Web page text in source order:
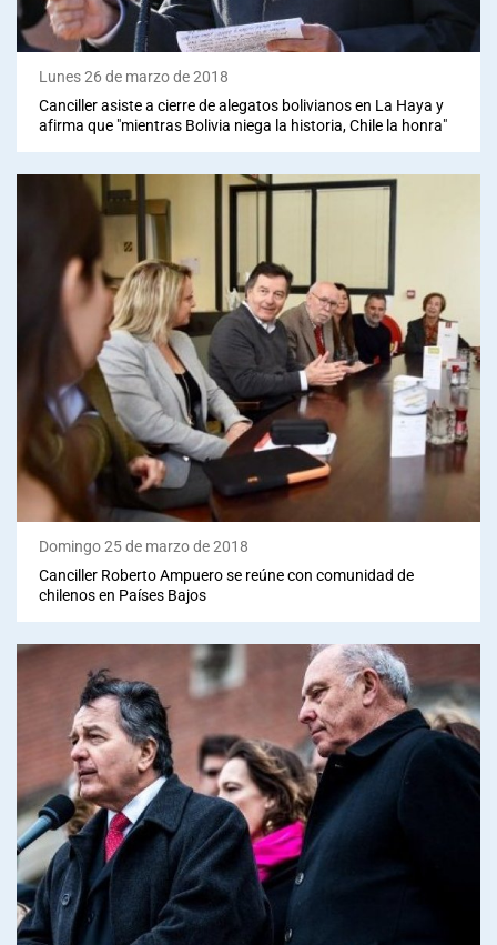
Lunes 26 de marzo de 2018
Canciller asiste a cierre de alegatos bolivianos en La Haya y
afirma que "mientras Bolivia niega la historia, Chile la honra"
Domingo 25 de marzo de 2018
Canciller Roberto Ampuero se reúne con comunidad de
chilenos en Países Bajos